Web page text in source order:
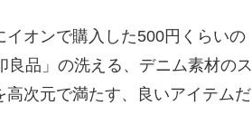
オンで購入した500円くらいの
品」の洗える、デニム素材のス
次元で満たす、良いアイテムだ